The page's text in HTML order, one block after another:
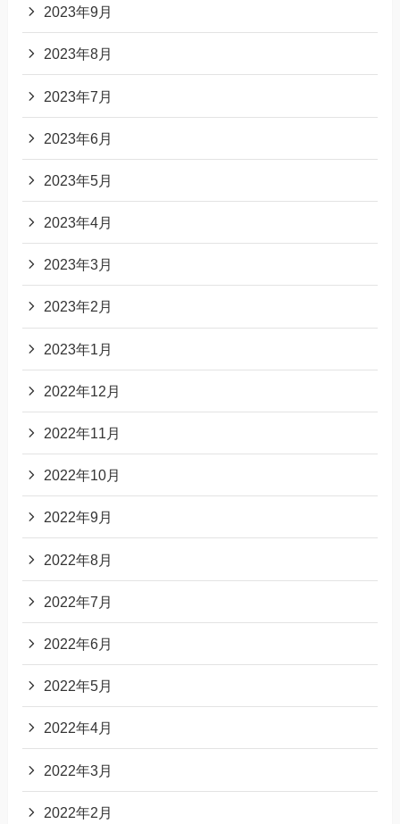
2023年9月
2023年8月
2023年7月
2023年6月
2023年5月
2023年4月
2023年3月
2023年2月
2023年1月
2022年12月
2022年11月
2022年10月
2022年9月
2022年8月
2022年7月
2022年6月
2022年5月
2022年4月
2022年3月
2022年2月